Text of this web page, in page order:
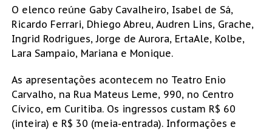
O elenco reúne Gaby Cavalheiro, Isabel de Sá,
Ricardo Ferrari, Dhiego Abreu, Audren Lins, Grache,
Ingrid Rodrigues, Jorge de Aurora, ErtaAle, Kolbe,
Lara Sampaio, Mariana e Monique.
As apresentações acontecem no Teatro Enio
Carvalho, na Rua Mateus Leme, 990, no Centro
Cívico, em Curitiba. Os ingressos custam R$ 60
(inteira) e R$ 30 (meia-entrada). Informações e